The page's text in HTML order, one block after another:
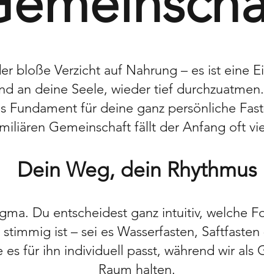
bloße Verzicht auf Nahrung – es ist eine
an deine Seele, wieder tief
Fundament für deine ganz persönliche
Gemeinschaft fällt der Anfang oft
Dein Weg, dein Rhythmus
Du entscheidest ganz intuitiv, welche
ist – sei es Wasserfasten,
es für ihn individuell passt, während wir als
Raum halten.